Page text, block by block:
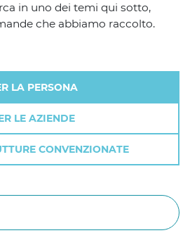
in uno dei temi qui sotto,
che abbiamo raccolto.
LA PERSONA
LE AZIENDE
CONVENZIONATE